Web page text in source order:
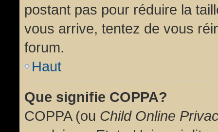
postant pas pour réduire la
vous arrive, tentez de vous
forum.
Haut
Que signifie COPPA?
COPPA (ou Child Online